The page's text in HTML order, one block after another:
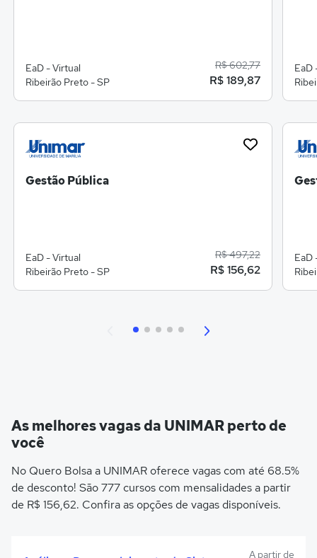
EaD - Virtual
Ribeirão Preto - SP
R$ 602,77
R$ 189,87
Gestão Pública
EaD - Virtual
Ribeirão Preto - SP
R$ 497,22
R$ 156,62
EaD
EaD
As melhores vagas da UNIMAR perto de
você
No Quero Bolsa a UNIMAR oferece vagas com até 68.5%
de desconto! São 777 cursos com mensalidades a partir
de R$ 156,62. Confira as opções de vagas disponíveis.
A partir de